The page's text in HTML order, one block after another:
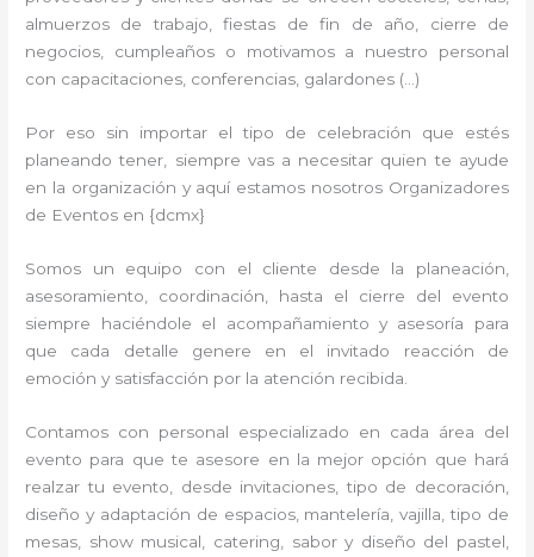
almuerzos de trabajo, fiestas de fin de año, cierre de
negocios, cumpleaños o motivamos a nuestro personal
con capacitaciones, conferencias, galardones (…)
Por eso sin importar el tipo de celebración que estés
planeando tener, siempre vas a necesitar quien te ayude
en la organización y aquí estamos nosotros Organizadores
de Eventos en {dcmx}
Somos un equipo con el cliente desde la planeación,
asesoramiento, coordinación, hasta el cierre del evento
siempre haciéndole el acompañamiento y asesoría para
que cada detalle genere en el invitado reacción de
emoción y satisfacción por la atención recibida.
Contamos con personal especializado en cada área del
evento para que te asesore en la mejor opción que hará
realzar tu evento, desde invitaciones, tipo de decoración,
diseño y adaptación de espacios, mantelería, vajilla, tipo de
mesas, show musical, catering, sabor y diseño del pastel,